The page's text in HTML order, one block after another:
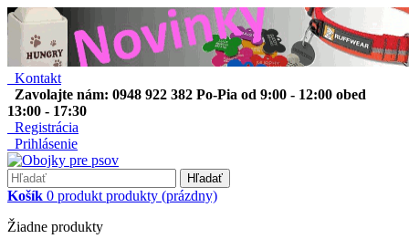
Kontakt
Zavolajte nám: 0948 922 382 Po-Pia od 9:00 - 12:00 obed
13:00 - 17:30
Registrácia
Prihlásenie
Hľadať
Košík 0 produkt produkty (prázdny)
Žiadne produkty